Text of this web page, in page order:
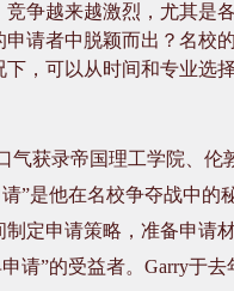
争越来越激烈，尤其是
请者中脱颖而出？名校
，可以从时间和专业选
气获录帝国理工学院、伦
”是他在名校争夺战中的
定申请策略，准备申请
请”的受益者。 Garry于去